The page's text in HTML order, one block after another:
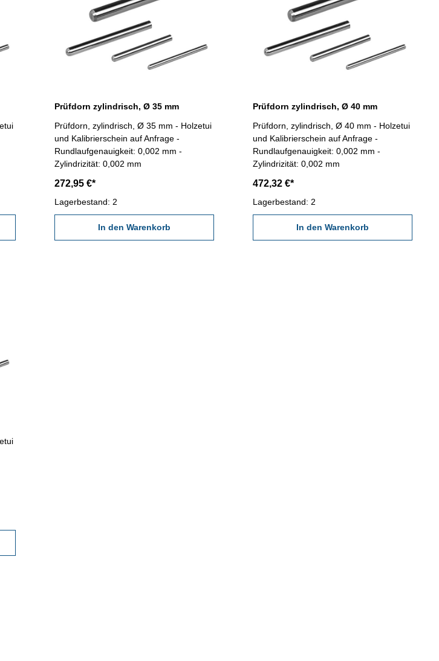
Prüfdorn zylindrisch, Ø 35 mm
Prüfdorn, zylindrisch, Ø 35 mm - Holzetui
und Kalibrierschein auf Anfrage -
Rundlaufgenauigkeit: 0,002 mm -
Zylindrizität: 0,002 mm
272,95 €*
Lagerbestand: 2
In den Warenkorb
Prüfdorn zylindrisch, Ø 40 mm
Prüfdorn, zylindrisch, Ø 40 mm - Holzetui
und Kalibrierschein auf Anfrage -
Rundlaufgenauigkeit: 0,002 mm -
Zylindrizität: 0,002 mm
472,32 €*
Lagerbestand: 2
In den Warenkorb